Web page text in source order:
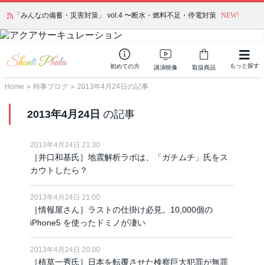
「みんなの備蓄・災害対策」 vol.4 〜断水・燃料不足・停電対策 NEW!
初めての方 講演映像 取扱商品 もっと探す
Home » 時事ブログ » 2013年4月24日の記事
2013年4月24日 の記事
2013年4月24日 21:30
［井口和基氏］地震解析ラボは、「ガチムチ」氏をス
カウトしたら？
2013年4月24日 21:00
［情報屋さん］ラストの仕掛け必見。10,000個の
iPhone5 を使ったドミノが凄い
2013年4月24日 20:00
［植草一秀氏］日本を転覆させた検察巨大犯罪が無罪